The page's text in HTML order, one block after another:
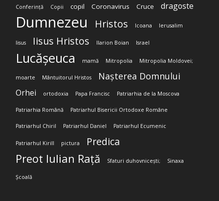
Conferință Copii copil Coronavirus Cruce dragoste
Dumnezeu Hristos Icoana Ierusalim
Iisus Iisus Hristos Ilarion Boian Israel
Lucășeuca mamă Mitropolia Mitropolia Moldovei;
moarte Mântuitorul Hristos Nașterea Domnului
Orhei ortodoxia Papa Francisc Patriarhia de la Moscova
Patriarhia Română Patriarhul Bisericii Ortodoxe Române
Patriarhul Chiril Patriarhul Daniel Patriarhul Ecumenic
Patriarhul Kirill pictura Predica
Preot Iulian Rață Sfaturi duhovnicești; Sinaxa
Școală